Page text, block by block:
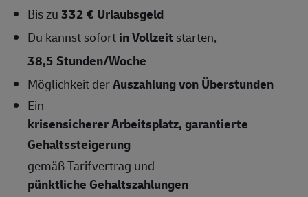
Bis zu332 € Urlaubsgeld
Du kannst sofortin Vollzeit starten,
38,5 Stunden/Woche
Möglichkeit derAuszahlung von Überstunden
Ein
krisensicherer Arbeitsplatz, garantierte
Gehaltssteigerung
gemäß Tarifvertrag und
pünktliche Gehaltszahlungen